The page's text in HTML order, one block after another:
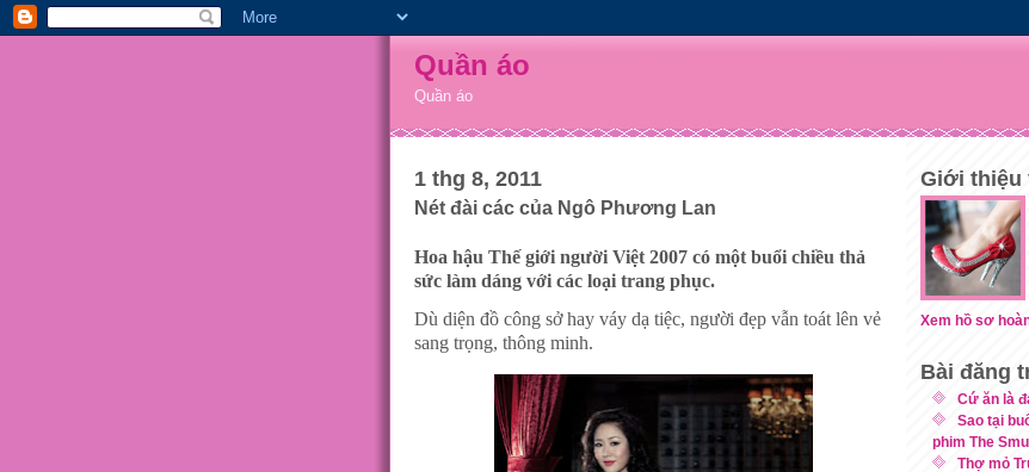
Quần áo
Quần áo
1 thg 8, 2011
Nét đài các của Ngô Phương Lan
Hoa hậu Thế giới người Việt 2007 có một buổi chiều thả
sức làm dáng với các loại trang phục.
Dù diện đồ công sở hay váy dạ tiệc, người đẹp vẫn toát lên vẻ
sang trọng, thông minh.
Giới thiệu
Xem hồ sơ
Bài đăng
Cứ ăn là
Sao tại
phim The
Thợ mỏ